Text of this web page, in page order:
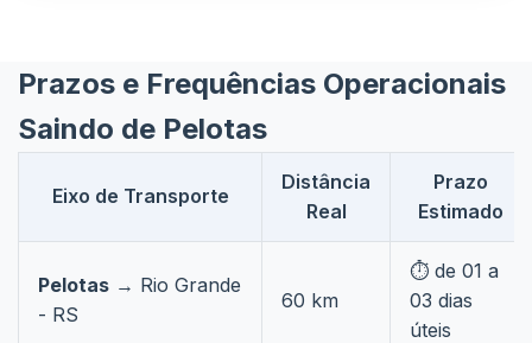
Prazos e Frequências Operacionais
Saindo de Pelotas
Eixo de Transporte
Distância
Real
Prazo
Estimado
Pelotas → Rio Grande
- RS
60 km
⏱️ de 01 a
03 dias
úteis